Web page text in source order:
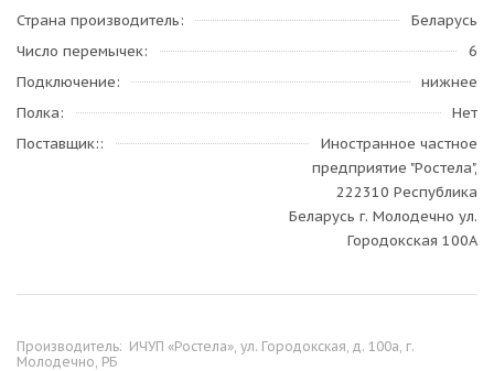
Страна производитель
Беларусь
Число перемычек
6
Подключение
нижнее
Полка
Нет
Поставщик:
Иностранное частное
предприятие "Ростела",
222310 Республика
Беларусь г. Молодечно ул.
Городокская 100А
Производитель: ИЧУП «Ростела», ул. Городокская, д. 100а, г.
Молодечно, РБ